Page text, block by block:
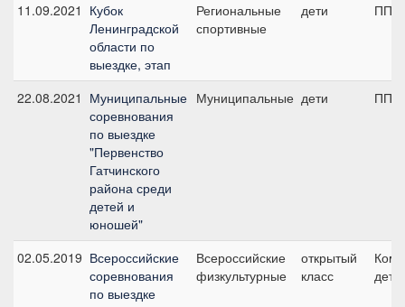
11.09.2021 Кубок
Ленинградской
области по
выездке, этап
Региональные
спортивные
дети ПП
22.08.2021 Муниципальные
соревнования
по выездке
"Первенство
Гатчинского
района среди
детей и
юношей"
Муниципальные дети ПП
02.05.2019 Всероссийские
соревнования
по выездке
Всероссийские
физкультурные
открытый
класс
дети